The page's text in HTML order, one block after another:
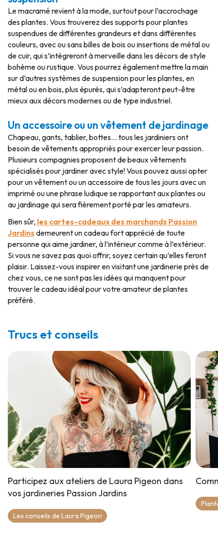
Le macramé revient à la mode, surtout pour l’accrochage
des plantes. Vous trouverez des supports pour plantes
suspendues de différentes grandeurs et dans différentes
couleurs, avec ou sans billes de bois ou insertions de métal ou
de cuir, qui s’intègreront à merveille dans les décors de style
bohème ou rustique. Vous pourrez également mettre la main
sur d’autres systèmes de suspension pour les plantes, en
métal ou en bois, plus épurés, qui s’adapteront peut-être
mieux aux décors modernes ou de type industriel.
Un accessoire ou un vêtement de jardinage
Chapeau, gants, tablier, bottes… tous les jardiniers ont
besoin de vêtements appropriés pour exercer leur passion.
Plusieurs compagnies proposent de beaux vêtements
spécialisés pour jardiner avec style! Vous pouvez aussi opter
pour un vêtement ou un accessoire de tous les jours avec un
imprimé ou une phrase ludique se rapportant aux plantes ou
au jardinage qui sera fièrement porté par les amateurs.
Bien sûr, les cartes-cadeaux des marchands Passion
Jardins demeurent un cadeau fort apprécié de toute
personne qui aime jardiner, à l’intérieur comme à l’extérieur.
Si vous ne savez pas quoi offrir, soyez certain qu’elles feront
plaisir. Laissez-vous inspirer en visitant une jardinerie près de
chez vous, ce ne sont pas les idées qui manquent pour
trouver le cadeau idéal pour votre amateur de plantes
préféré.
Trucs et conseils
Participez aux ateliers de Laura Pigeon dans
vos jardineries Passion Jardins
Les conseils de Laura Pigeon